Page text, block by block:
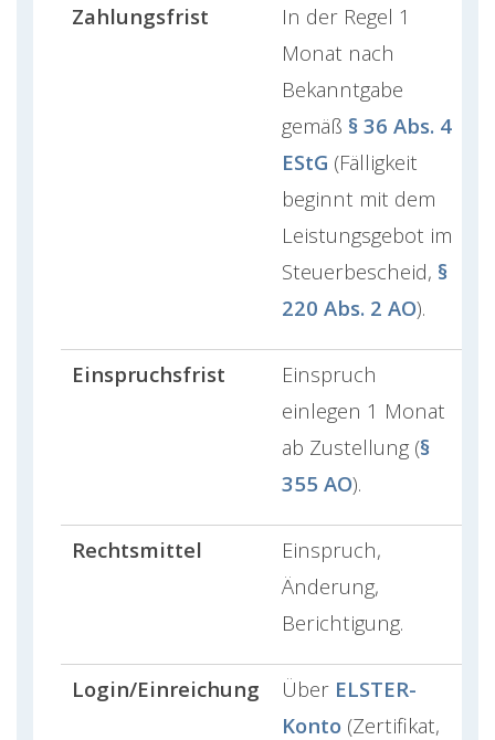
Zahlungsfrist
In der Regel 1
Monat nach
Bekanntgabe
gemäß § 36 Abs. 4
EStG (Fälligkeit
beginnt mit dem
Leistungsgebot im
Steuerbescheid, §
220 Abs. 2 AO).
Einspruchsfrist
Einspruch
einlegen 1 Monat
ab Zustellung (§
355 AO).
Rechtsmittel
Einspruch,
Änderung,
Berichtigung.
Login/Einreichung Über ELSTER-
Konto (Zertifikat,